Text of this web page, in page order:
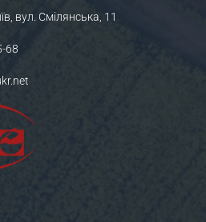
вул. Смілянська, 11
68